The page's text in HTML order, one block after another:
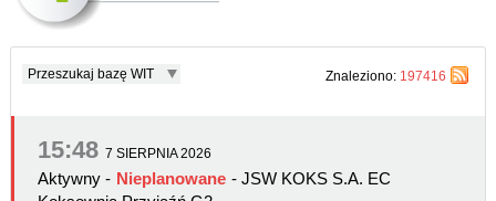
Znaleziono: 197416
Przeszukaj bazę WIT
15:48 7 SIERPNIA 2026
Aktywny- Nieplanowane - JSW KOKS S.A. EC